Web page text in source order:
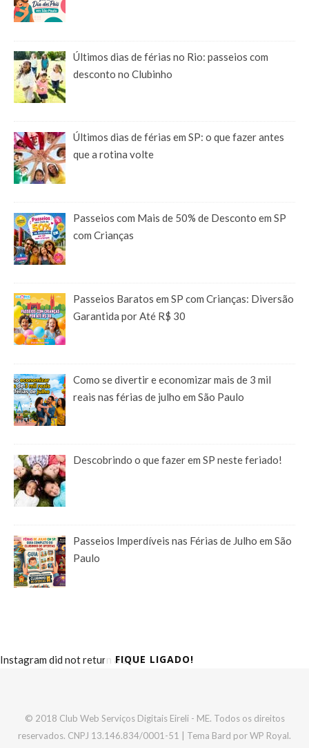
Últimos dias de férias no Rio: passeios com
desconto no Clubinho
Últimos dias de férias em SP: o que fazer antes
que a rotina volte
Passeios com Mais de 50% de Desconto em SP
com Crianças
Passeios Baratos em SP com Crianças: Diversão
Garantida por Até R$ 30
Como se divertir e economizar mais de 3 mil
reais nas férias de julho em São Paulo
Descobrindo o que fazer em SP neste feriado!
Passeios Imperdíveis nas Férias de Julho em São
Paulo
FIQUE LIGADO!
Instagram did not return a 200.
© 2018 Club Web Serviços Digitais Eireli - ME. Todos os direitos
reservados. CNPJ 13.146.834/0001-51 | Tema Bard porWP Royal.